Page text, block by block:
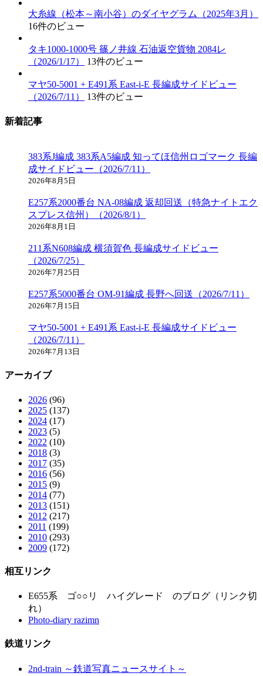
大糸線（松本～南小谷）のダイヤグラム（2025年3月）
16件のビュー
タキ1000-1000号 篠ノ井線 石油返空貨物 2084レ
（2026/1/17）
13件のビュー
マヤ50-5001 + E491系 East-i-E 長編成サイドビュー
（2026/7/11）
13件のビュー
新着記事
383系J編成 383系A5編成 知ってほ信州ロゴマーク 長編
成サイドビュー（2026/7/11）
2026年8月5日
E257系2000番台 NA-08編成 返却回送（特急ナイトエク
スプレス信州）（2026/8/1）
2026年8月1日
211系N608編成 横須賀色 長編成サイドビュー
（2026/7/25）
2026年7月25日
E257系5000番台 OM-91編成 長野へ回送（2026/7/11）
2026年7月15日
マヤ50-5001 + E491系 East-i-E 長編成サイドビュー
（2026/7/11）
2026年7月13日
アーカイブ
2026 (96)
2025 (137)
2024 (17)
2023 (5)
2022 (10)
2018 (3)
2017 (35)
2016 (56)
2015 (9)
2014 (77)
2013 (151)
2012 (217)
2011 (199)
2010 (293)
2009 (172)
相互リンク
E655系 ゴ○○リ ハイグレード のブログ（リンク切
れ）
Photo-diary razimn
鉄道リンク
2nd-train ～鉄道写真ニュースサイト～